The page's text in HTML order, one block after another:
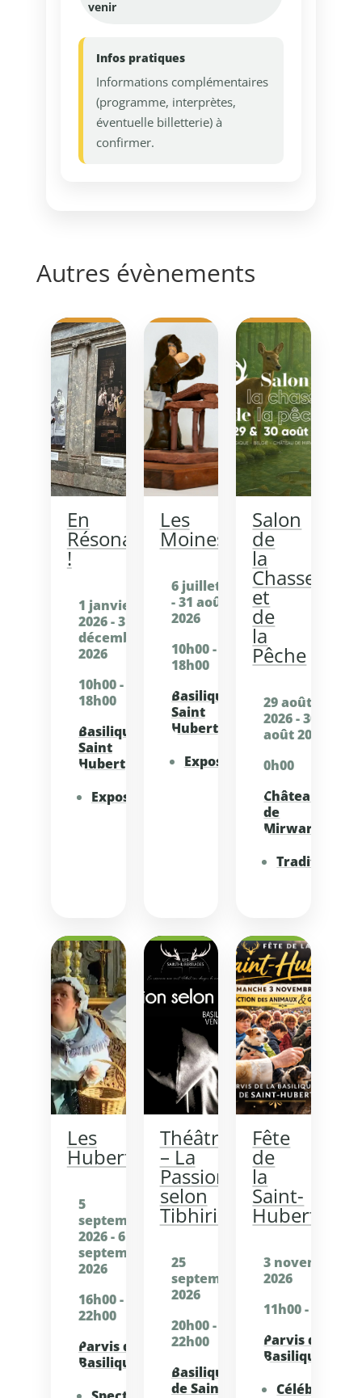
venir
Infos pratiques
Informations complémentaires
(programme, interprètes,
éventuelle billetterie) à
confirmer.
Autres évènements
En
Résonance
!
1 janvier
2026 - 31
décembre
2026
10h00 -
18h00
Basilique de
Saint
Hubert
Exposition
Les
Moines
6 juillet 2026
- 31 août
2026
10h00 -
18h00
Basilique de
Saint
Hubert
Exposition
Salon
de
la
Chasse
et
de
la
Pêche
29 août
2026 - 30
août 2026
0h00
Château
de
Mirwart
Tradition
Les
Hubertoises
5
septembre
2026 - 6
septembre
2026
16h00 -
22h00
Parvis de la
Basilique
Théâtre
– La
Passion
selon
Tibhirine
25
septembre
2026
20h00 -
22h00
Basilique
de Saint
Fête
de
la
Saint-
Hubert
3 novembre
2026
11h00 - 20h00
Parvis de la
Basilique
Célébration